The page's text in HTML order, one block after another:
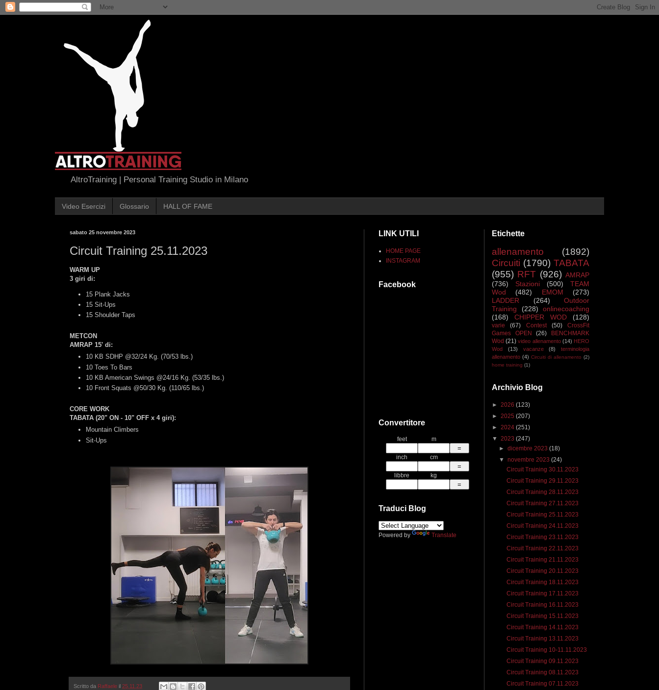
AltroTraining | Personal Training Studio in Milano
Video Esercizi Glossario HALL OF FAME
sabato 25 novembre 2023
Circuit Training 25.11.2023
WARM UP
3 giri di:
15 Plank Jacks
15 Sit-Ups
15 Shoulder Taps
METCON
AMRAP 15' di:
10 KB SDHP @32/24 Kg. (70/53 lbs.)
10 Toes To Bars
10 KB American Swings @24/16 Kg. (53/35 lbs.)
10 Front Squats @50/30 Kg. (110/65 lbs.)
CORE WORK
TABATA (20" ON - 10" OFF x 4 giri):
Mountain Climbers
Sit-Ups
Scritto da Raffaele il 25.11.23
LINK UTILI
HOME PAGE
INSTAGRAM
Facebook
Convertitore
feet m
inch cm
libbre kg
Traduci Blog
Powered by Translate
Etichette
allenamento
(1892)
Circuiti (1790) TABATA
(955) RFT (926) AMRAP
(736)
Stazioni (500)
TEAM
Wod
(482) EMOM
(273)
LADDER
(264)
Outdoor
Training
(228)
onlinecoaching
(168)
CHIPPER WOD (128)
varie (67) Contest (50)
CrossFit
Games OPEN
(26)
BENCHMARK
Wod (21) video allenamento (14) HERO
Wod
(13) vacanze (8)
terminologia
allenamento (4) Circuiti di allenamento (2)
home training (1)
Archivio Blog
► 2026 (123)
► 2025 (207)
► 2024 (251)
▼ 2023 (247)
►dicembre 2023(18)
▼novembre 2023(24)
Circuit Training 30.11.2023
Circuit Training 29.11.2023
Circuit Training 28.11.2023
Circuit Training 27.11.2023
Circuit Training 25.11.2023
Circuit Training 24.11.2023
Circuit Training 23.11.2023
Circuit Training 22.11.2023
Circuit Training 21.11.2023
Circuit Training 20.11.2023
Circuit Training 18.11.2023
Circuit Training 17.11.2023
Circuit Training 16.11.2023
Circuit Training 15.11.2023
Circuit Training 14.11.2023
Circuit Training 13.11.2023
Circuit Training 10-11.11.2023
Circuit Training 09.11.2023
Circuit Training 08.11.2023
Circuit Training 07.11.2023